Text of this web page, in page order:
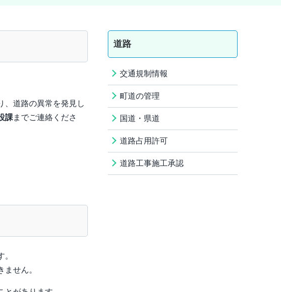
、道路の異常を発見し
課までご連絡くださ
せん。
道路
交通規制情報
町道の管理
国道・県道
道路占用許可
道路工事施工承認